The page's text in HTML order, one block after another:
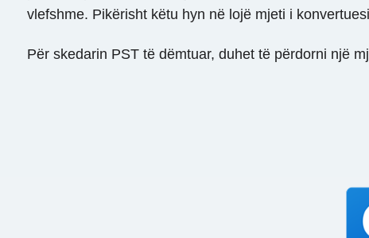
vlefshme. Pikërisht këtu hyn në lojë mjeti i
Për skedarin PST të dëmtuar, duhet të përdorni një